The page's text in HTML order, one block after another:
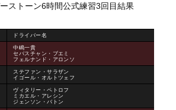
ストーン6時間公式練習3回目結果
ドライバー名
中嶋一貴
セバスチャン・ブエミ
フェルナンド・アロンソ
ステファン・サラザン
イゴール・オルトツェフ
ヴィタリー・ペトロフ
ミカエル・アレシン
ジェンソン・バトン